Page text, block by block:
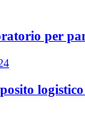
per